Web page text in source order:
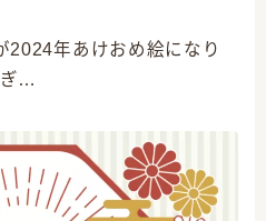
2024年あけおめ絵になり
…